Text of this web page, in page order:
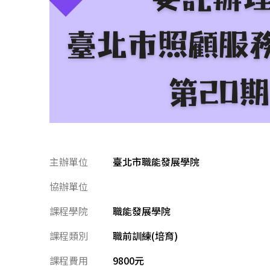
主辦單位
臺北市職能發展學院
協辦單位
課程學院
職能發展學院
課程類別
職前訓練(培育)
課程費用
9800元